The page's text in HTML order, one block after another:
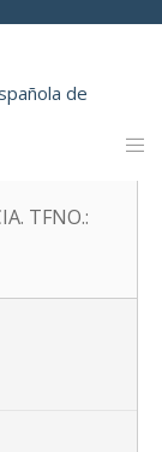
de
TFNO.: